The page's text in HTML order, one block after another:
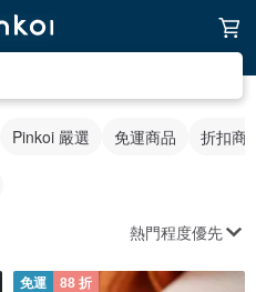
Pinkoi 嚴選 免運商品 折扣商
熱門程度優先
免運 88 折